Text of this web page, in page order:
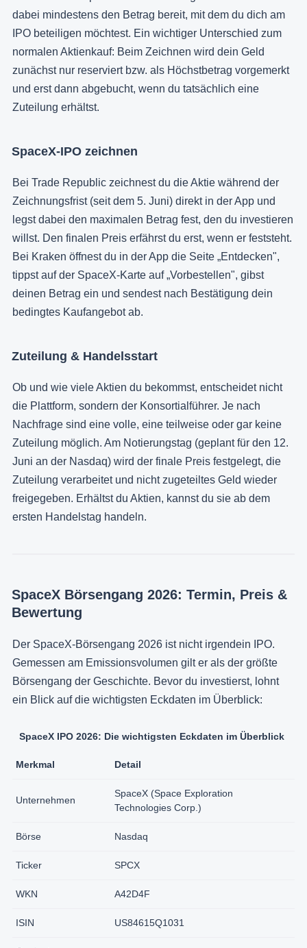
dabei mindestens den Betrag bereit, mit dem du dich am
IPO beteiligen möchtest. Ein wichtiger Unterschied zum
normalen Aktienkauf: Beim Zeichnen wird dein Geld
zunächst nur reserviert bzw. als Höchstbetrag vorgemerkt
und erst dann abgebucht, wenn du tatsächlich eine
Zuteilung erhältst.
SpaceX-IPO zeichnen
Bei Trade Republic zeichnest du die Aktie während der
Zeichnungsfrist (seit dem 5. Juni) direkt in der App und
legst dabei den maximalen Betrag fest, den du investieren
willst. Den finalen Preis erfährst du erst, wenn er feststeht.
Bei Kraken öffnest du in der App die Seite „Entdecken",
tippst auf der SpaceX-Karte auf „Vorbestellen", gibst
deinen Betrag ein und sendest nach Bestätigung dein
bedingtes Kaufangebot ab.
Zuteilung & Handelsstart
Ob und wie viele Aktien du bekommst, entscheidet nicht
die Plattform, sondern der Konsortialführer. Je nach
Nachfrage sind eine volle, eine teilweise oder gar keine
Zuteilung möglich. Am Notierungstag (geplant für den 12.
Juni an der Nasdaq) wird der finale Preis festgelegt, die
Zuteilung verarbeitet und nicht zugeteiltes Geld wieder
freigegeben. Erhältst du Aktien, kannst du sie ab dem
ersten Handelstag handeln.
SpaceX Börsengang 2026: Termin, Preis &
Bewertung
Der SpaceX-Börsengang 2026 ist nicht irgendein IPO.
Gemessen am Emissionsvolumen gilt er als der größte
Börsengang der Geschichte. Bevor du investierst, lohnt
ein Blick auf die wichtigsten Eckdaten im Überblick:
SpaceX IPO 2026: Die wichtigsten Eckdaten im Überblick
Merkmal Detail
Unternehmen
SpaceX (Space Exploration
Technologies Corp.)
Börse Nasdaq
Ticker SPCX
WKN A42D4F
ISIN US84615Q1031